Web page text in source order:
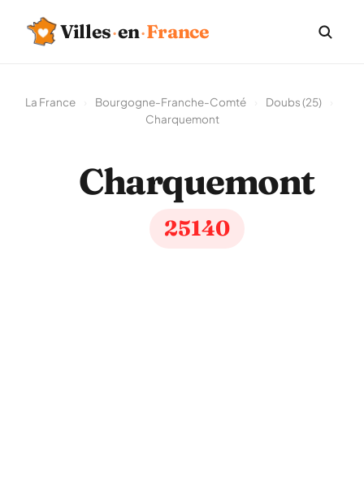
Villes·en·France
La France Bourgogne-Franche-Comté Doubs (25)
Charquemont
Charquemont
25140